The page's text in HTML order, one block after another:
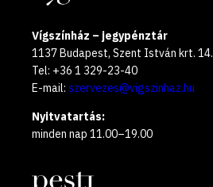
Vígszínház – jegypénztár
1137 Budapest, Szent István krt. 14.
Tel: +36 1 329-23-40
E-mail: szervezes@vigszinhaz.hu
Nyitvatartás:
minden nap 11.00–19.00